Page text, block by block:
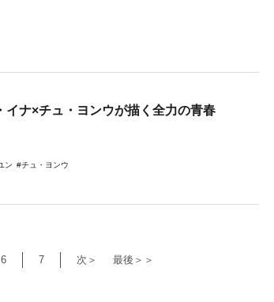
イナ×チュ・ヨンウが描く全力の青春
ン チュ・ヨンウ
6 7 次＞ 最後＞＞